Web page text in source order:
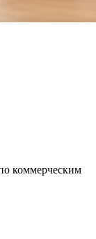
коммерческим